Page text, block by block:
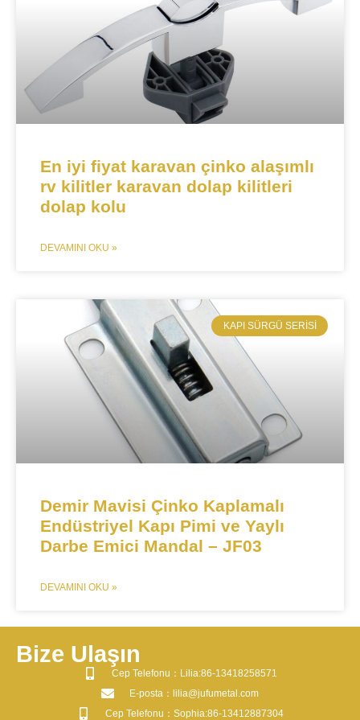
En iyi fiyat karavan çinko alaşımlı
rv kilitler karavan dolap kilitleri
dolap kolu
DEVAMINI OKU »
​KAPI SÜRGÜ SERISI
​​​​Demir Mavisi Çinko Kaplamalı
Endüstriyel Kapı Pimi ve Yaylı
Darbe Emici Mandal – JF03
DEVAMINI OKU »
Bize Ulaşın
​Cep Telefonu：Lilia:86-13418258571
​E-posta​：lilia@jufumetal.com
​Cep Telefonu：Sophia:86-13412887304